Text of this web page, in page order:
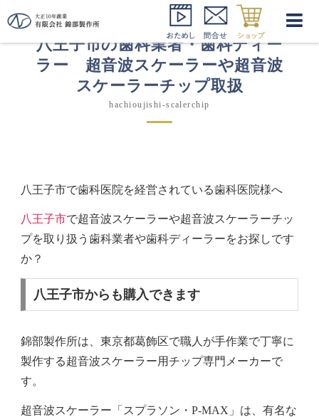
八王子市の歯科業者・歯科ディー
ラー 超音波スケーラーや超音波
スケーラーチップ取扱
hachioujishi-scalerchip
八王子市で歯科医院を経営されている歯科医院様へ
八王子市で超音波スケーラーや超音波スケーラーチッ
プを取り扱う歯科業者や歯科ディーラーをお探しです
か？
八王子市からも購入できます
錦部製作所は、東京都葛飾区で職人が手作業で丁寧に
製作する超音波スケーラー用チップ専門メーカーで
す。
超音波スケーラー「スプラソン・P-MAX」 は、有名な